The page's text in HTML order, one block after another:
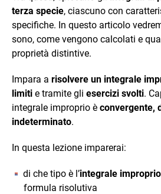
terza specie, ciascuno con
specifiche. In questo articolo
sono, come vengono calcolati e
proprietà distintive.
Impara a risolvere un integrale
limiti e tramite gli esercizi svolti.
integrale improprio è convergente,
indeterminato.
In questa lezione imparerai:
di che tipo è l’integrale
formula risolutiva